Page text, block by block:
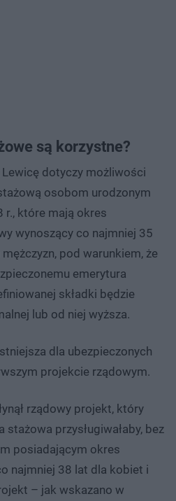
są korzystne?
dotyczy możliwości
osobom urodzonym
r., które mają okres
wynoszący co najmniej 35
pod warunkiem, że
emerytura
składki będzie
lub od niej wyższa.
dla ubezpieczonych
projekcie rządowym.
rządowy projekt, który
stażowa przysługiwałaby, bez
posiadającym okres
najmniej 38 lat dla kobiet i
– jak wskazano w